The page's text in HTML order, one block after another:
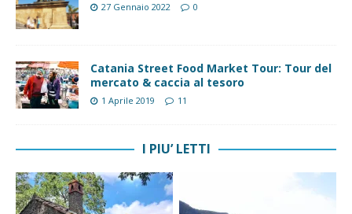
27 Gennaio 2022 0
Catania Street Food Market Tour: Tour del
mercato & caccia al tesoro
1 Aprile 2019 11
I PIU’ LETTI